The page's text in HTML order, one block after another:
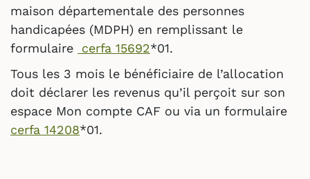
maison départementale des personnes
handicapées (MDPH) en remplissant le
formulaire
cerfa 15692*01.
Tous les 3 mois le bénéficiaire de l’allocation
doit déclarer les revenus qu’il perçoit sur son
espace Mon compte CAF ou via un formulaire
cerfa 14208*01.